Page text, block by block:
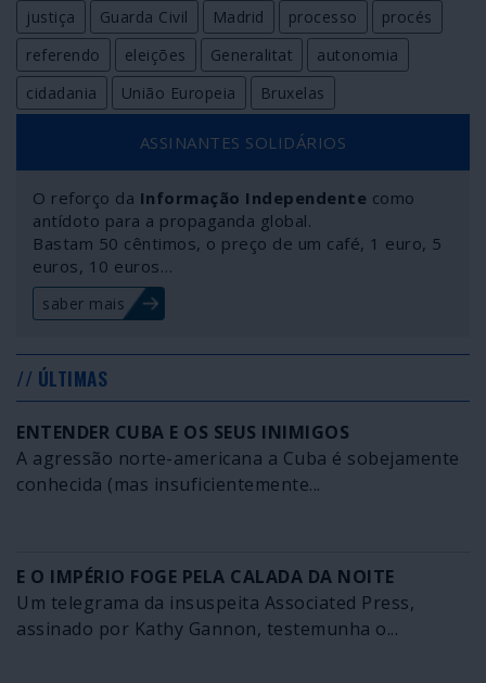
justiça
Guarda Civil Madrid processo
procés
referendo
eleições Generalitat
autonomia
cidadania
União Europeia Bruxelas
ASSINANTES SOLIDÁRIOS
O reforço da Informação Independente como
antídoto para a propaganda global.
Bastam 50 cêntimos, o preço de um café, 1 euro, 5
euros, 10 euros…
saber mais
// ÚLTIMAS
ENTENDER CUBA E OS SEUS INIMIGOS
A agressão norte-americana a Cuba é sobejamente
conhecida (mas insuficientemente...
E O IMPÉRIO FOGE PELA CALADA DA NOITE
Um telegrama da insuspeita Associated Press,
assinado por Kathy Gannon, testemunha o...